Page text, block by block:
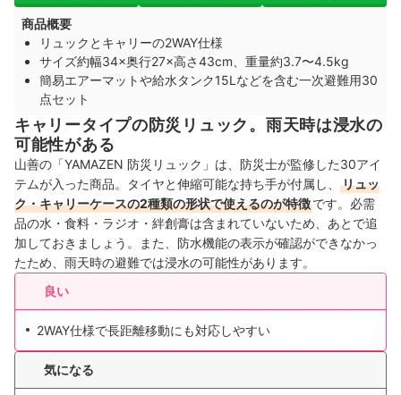
商品概要
リュックとキャリーの2WAY仕様
サイズ約幅34×奥行27×高さ43cm、重量約3.7〜4.5kg
簡易エアーマットや給水タンク15Lなどを含む一次避難用30
点セット
キャリータイプの防災リュック。雨天時は浸水の
可能性がある
山善の「YAMAZEN 防災リュック」は、防災士が監修した30アイ
テムが入った商品。タイヤと伸縮可能な持ち手が付属し、
リュッ
ク・キャリーケースの2種類の形状で使えるのが特徴です。必需
品の水・食料・ラジオ・絆創膏は含まれていないため、あとで追
加しておきましょう。また、防水機能の表示が確認ができなかっ
たため、雨天時の避難では浸水の可能性があります。
良い
2WAY仕様で長距離移動にも対応しやすい
気になる